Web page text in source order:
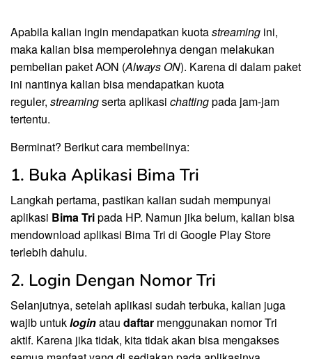
Apabila kalian ingin mendapatkan kuotastreaming ini,
maka kalian bisa memperolehnya dengan melakukan
pembelian paket AON (Always ON). Karena di dalam paket
ini nantinya kalian bisa mendapatkan kuota
reguler, streamingserta aplikasi chattingpada jam-jam
tertentu.
Berminat? Berikut cara membelinya:
1. Buka Aplikasi Bima Tri
Langkah pertama, pastikan kalian sudah mempunyai
aplikasi Bima Tripada HP. Namun jika belum, kalian bisa
mendownload aplikasi Bima Tri di Google Play Store
terlebih dahulu.
2. Login Dengan Nomor Tri
Selanjutnya, setelah aplikasi sudah terbuka, kalian juga
wajib untukloginatau daftar menggunakan nomor Tri
aktif. Karena jika tidak, kita tidak akan bisa mengakses